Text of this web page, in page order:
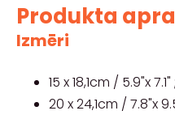
Produkta
Izmēri
15 x 18,1cm / 5.9"x 7.1" ;
20 x 24,1cm / 7.8"x